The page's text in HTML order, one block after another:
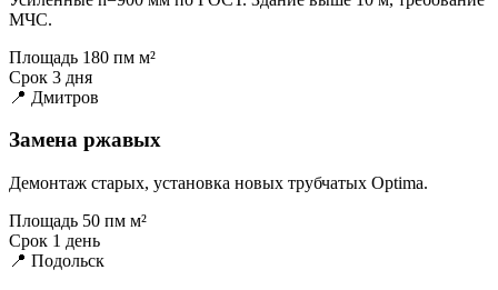
МЧС.
Площадь 180 пм м²
Срок 3 дня
📍 Дмитров
Замена ржавых
Демонтаж старых, установка новых трубчатых Optima.
Площадь 50 пм м²
Срок 1 день
📍 Подольск